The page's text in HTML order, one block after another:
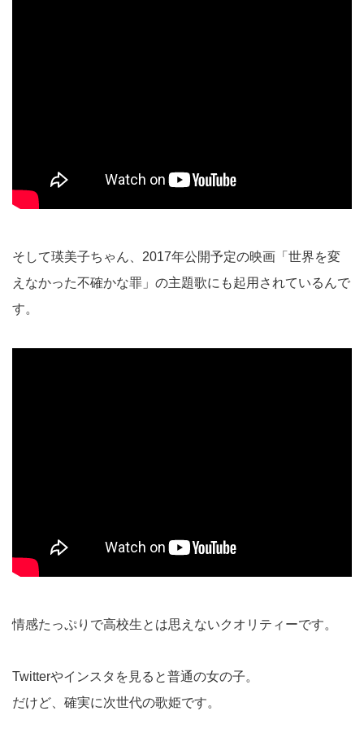
そして瑛美子ちゃん、2017年公開予定の映画「世界を変
えなかった不確かな罪」の主題歌にも起用されているんで
す。
情感たっぷりで高校生とは思えないクオリティーです。
Twitterやインスタを見ると普通の女の子。
だけど、確実に次世代の歌姫です。